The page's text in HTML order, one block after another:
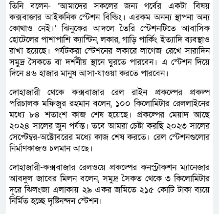
তিনি বলেন- ‘আমাদের সকলের জন্য গর্বের একটা বিষয়
কক্সবাজার আইকনিক স্টেশন বিল্ডিং। এরকম অনন্য স্থাপনা অন্য
কোথাও নেই।’ ঝিনুকের আদলে তৈরি স্টেশনটিতে আবাসিক
হোটেলের পাশাপাশি ক্যান্টিন, লকার, গাড়ি পার্কিং ইত্যাদি ব্যবস্থাও
রাখা হয়েছে। পর্যটকরা স্টেশনের লকারে লাগেজ রেখে সারাদিন
সমুদ্র সৈকতে বা দর্শনীয় স্থানে ঘুরতে পারবেন। এ স্টেশন দিয়ে
দিনে ৪৬ হাজার মানুষ আসা-যাওয়া করতে পারবেন।
দোহাজারী থেকে কক্সবাজার রেল রাইন প্রকল্পের প্রকল্প
পরিচালক মফিজুর রহমান বলেন, ১০০ কিলোমিটার রেললাইনের
মধ্যে ৮৪ শতাংশ কাজ শেষ হয়েছে। প্রকল্পের মেয়াদ আছে
২০২৪ সালের জুন পর্যন্ত। তবে আমরা চেষ্টা করছি ২০২৩ সালের
সেপ্টেম্বর-অক্টোবরের মধ্যে কাজ শেষ করতে। রেল স্টেশনগুলোর
নির্মাণকাজও চলমান আছে।
দোহাজারী-কক্সবাজার রেলওয়ে প্রকল্পের কনস্ট্রাকশন ম্যানেজার
আবদুল জাবের মিলন বলেন, সমুদ্র সৈকত থেকে ৩ কিলোমিটার
দূরে ঝিলংজা এলাকায় ২৯ একর জমিতে ২১৫ কোটি টাকা ব্যয়ে
নির্মিত হচ্ছে দৃষ্টিনন্দন স্টেশন।